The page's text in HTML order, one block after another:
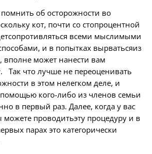
помнить об осторожности во
кот, почти со стопроцентной
всеми мыслимыми
и в попытках вырватьсяиз
вполне может нанести вам
Так что лучше не переоценивать
в этом нелегком деле, и
кого-либо из членов семьи
в первый раз. Далее, когда у вас
можете проводитьэту процедуру и в
парах это категорически